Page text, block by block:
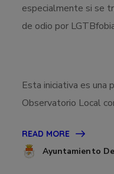
especialmente si se
de odio por
Esta iniciativa es una
Observatorio Local
READ MORE
Ayuntamiento